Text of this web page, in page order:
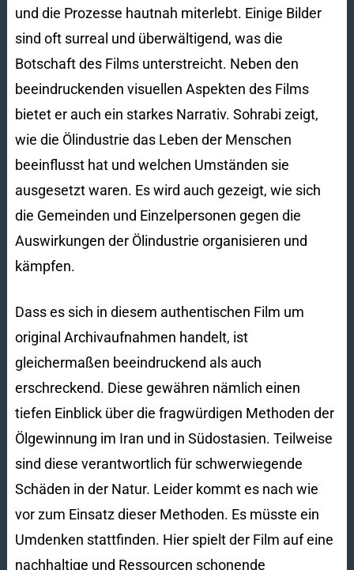
und die Prozesse hautnah miterlebt. Einige Bilder
sind oft surreal und überwältigend, was die
Botschaft des Films unterstreicht. Neben den
beeindruckenden visuellen Aspekten des Films
bietet er auch ein starkes Narrativ. Sohrabi zeigt,
wie die Ölindustrie das Leben der Menschen
beeinflusst hat und welchen Umständen sie
ausgesetzt waren. Es wird auch gezeigt, wie sich
die Gemeinden und Einzelpersonen gegen die
Auswirkungen der Ölindustrie organisieren und
kämpfen.
Dass es sich in diesem authentischen Film um
original Archivaufnahmen handelt, ist
gleichermaßen beeindruckend als auch
erschreckend. Diese gewähren nämlich einen
tiefen Einblick über die fragwürdigen Methoden der
Ölgewinnung im Iran und in Südostasien. Teilweise
sind diese verantwortlich für schwerwiegende
Schäden in der Natur. Leider kommt es nach wie
vor zum Einsatz dieser Methoden. Es müsste ein
Umdenken stattfinden. Hier spielt der Film auf eine
nachhaltige und Ressourcen schonende